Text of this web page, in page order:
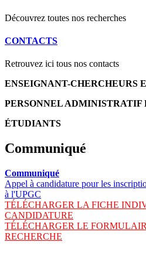
Découvrez toutes nos recherches
CONTACTS
Retrouvez ici tous nos contacts
ENSEIGNANT-CHERCHEURS
PERSONNEL ADMINISTRATIF
ÉTUDIANTS
Communiqué
Communiqué
Appel à candidature pour les
à l'UPGC
TÉLÉCHARGER LA FICHE
CANDIDATURE
TÉLÉCHARGER LE
RECHERCHE